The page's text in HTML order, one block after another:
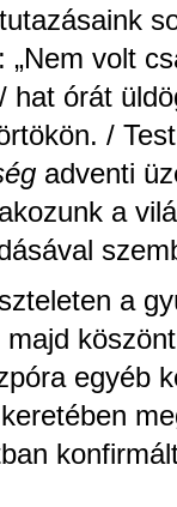
„Nem volt
hat órát
/
adventi
a
a
majd
egyéb